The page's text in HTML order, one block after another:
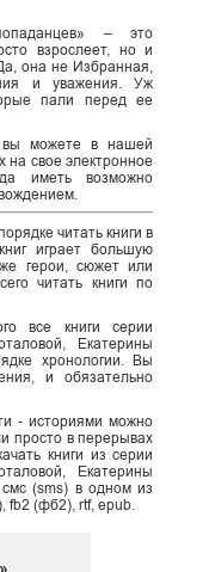
– это
взрослеет, но и
она не Избранная,
и уважения. Уж
пали перед ее
вы можете в нашей
на свое электронное
иметь возможно
читать книги в
играет большую
герои, сюжет или
читать книги по
все книги серии
Екатерины
хронологии. Вы
и обязательно
- историями можно
просто в перерывах
книги из серии
Екатерины
(sms) в одном из
fb2 (фб2), rtf, epub.